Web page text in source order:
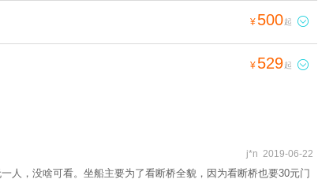
¥ 500起 
¥ 529起 
j*n 2019-06-22
人，没啥可看。坐船主要为了看断桥全貌，因为看断桥也要30元门